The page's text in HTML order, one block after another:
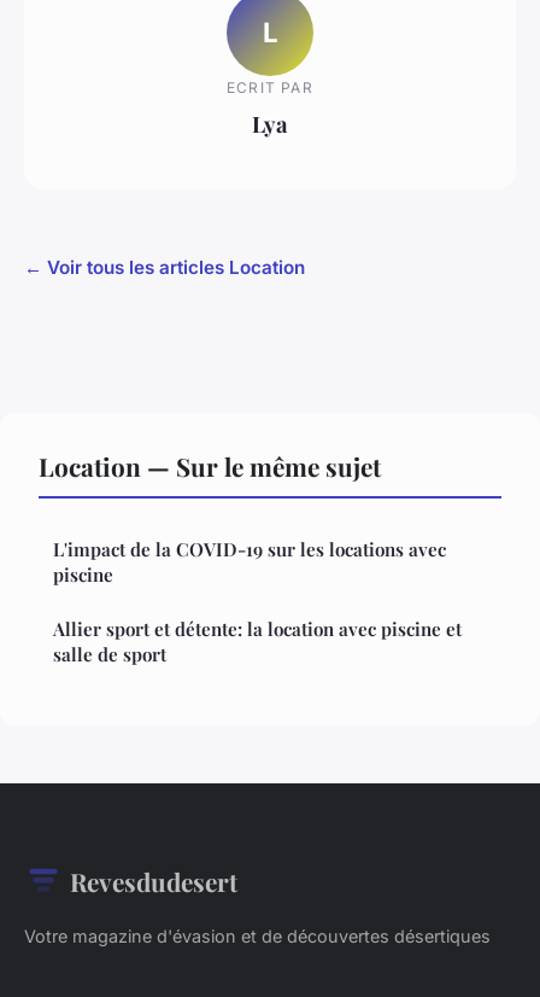
L
ECRIT PAR
Lya
← Voir tous les articles Location
Location — Sur le même sujet
L'impact de la COVID-19 sur les locations avec
piscine
Allier sport et détente: la location avec piscine et
salle de sport
Revesdudesert
Votre magazine d'évasion et de découvertes désertiques